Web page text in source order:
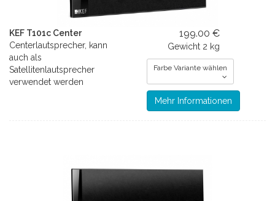
KEF T101c Center
Centerlautsprecher, kann
auch als
Satellitenlautsprecher
verwendet werden
199.00 €
Gewicht 2 kg
Farbe Variante wählen
Mehr Informationen